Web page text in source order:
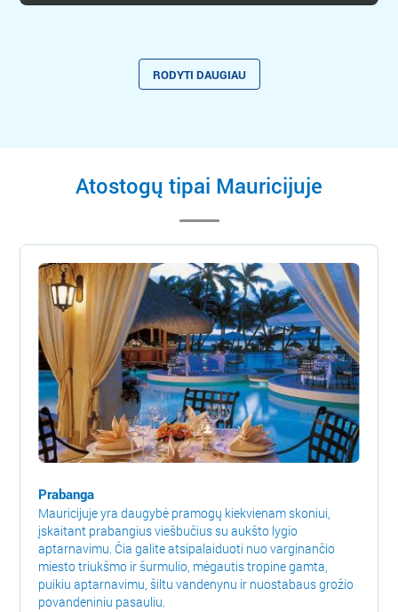
RODYTI DAUGIAU
Atostogų tipai Mauricijuje
Prabanga
Mauricijuje yra daugybė pramogų kiekvienam skoniui,
įskaitant prabangius viešbučius su aukšto lygio
aptarnavimu. Čia galite atsipalaiduoti nuo varginančio
miesto triukšmo ir šurmulio, mėgautis tropine gamta,
puikiu aptarnavimu, šiltu vandenynu ir nuostabaus grožio
povandeniniu pasauliu.